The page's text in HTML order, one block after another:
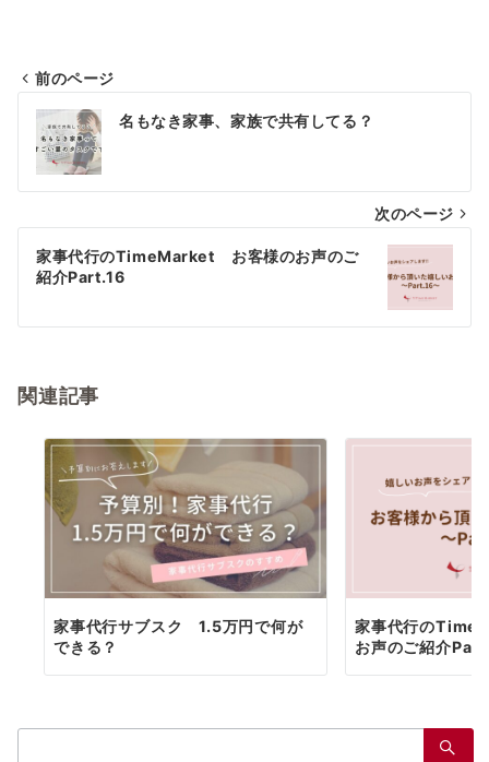
投
稿
ナ
ビ
ゲ
シ
ン
前のページ
名もなき家事、家族で共有してる？
次のページ
家事代行のTimeMarket お客様のお声のご
紹介Part.16
関連記事
家事代行サブスク 1.5万円で何が
できる？
家事代行の
お声のご紹介